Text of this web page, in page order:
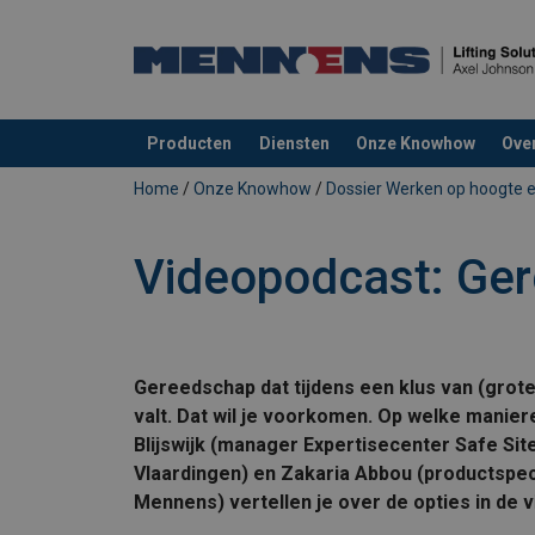
Producten Diensten Onze Knowhow
toegevoegd aan uw offerte
Home / Onze Knowhow / Dossier Werken op hoogte
Videopodcast:
Gereedschap dat tijdens een klus van
valt. Dat wil je voorkomen. Op welke
Blijswijk (manager Expertisecenter Safe
Vlaardingen) en Zakaria Abbou
Mennens) vertellen je over de opties in de